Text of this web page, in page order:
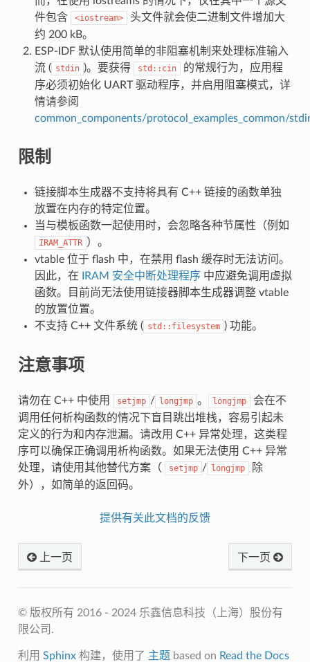
件包含
<iostream>
头文件就会使二进制文件增加大
约 200 kB。
ESP-IDF 默认使用简单的非阻塞机制来处理标准输入
流 ( stdin )。要获得 std::cin
的常规行为，应用程
序必须初始化 UART 驱动程序，并启用阻塞模式，详
情请参阅
common_components/protocol_examples_common/
限制
链接脚本生成器不支持将具有 C++ 链接的函数单独
放置在内存的特定位置。
当与模板函数一起使用时，会忽略各种节属性（例如
IRAM_ATTR ）。
vtable 位于 flash 中，在禁用 flash 缓存时无法访问。
因此，在
IRAM 安全中断处理程序 中应避免调用虚拟
函数。目前尚无法使用链接器脚本生成器调整 vtable
的放置位置。
不支持 C++ 文件系统 ( std::filesystem ) 功能。
注意事项
请勿在 C++ 中使用 setjmp / longjmp 。 longjmp
会在不
调用任何析构函数的情况下盲目跳出堆栈，容易引起未
定义的行为和内存泄漏。请改用 C++ 异常处理，这类程
序可以确保正确调用析构函数。如果无法使用 C++ 异常
处理，请使用其他替代方案（
setjmp / longjmp
除
外），如简单的返回码。
提供有关此文档的反馈
上一页 下一页
© 版权所有 2016 - 2024 乐鑫信息科技（上海）股份有
限公司.
利用 Sphinx构建，使用了 主题 based on Read the Docs